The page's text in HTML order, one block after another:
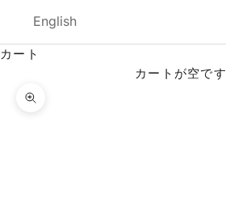
English
カート
カートが空です
ズームイン